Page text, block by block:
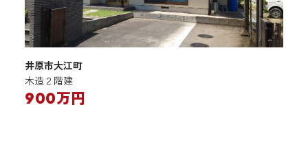
井原市大江町
木造２階建
900万円